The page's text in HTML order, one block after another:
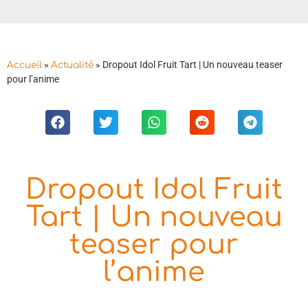
Accueil » Actualité » Dropout Idol Fruit Tart | Un nouveau teaser
pour l’anime
Dropout Idol Fruit
Tart | Un nouveau
teaser pour
l’anime